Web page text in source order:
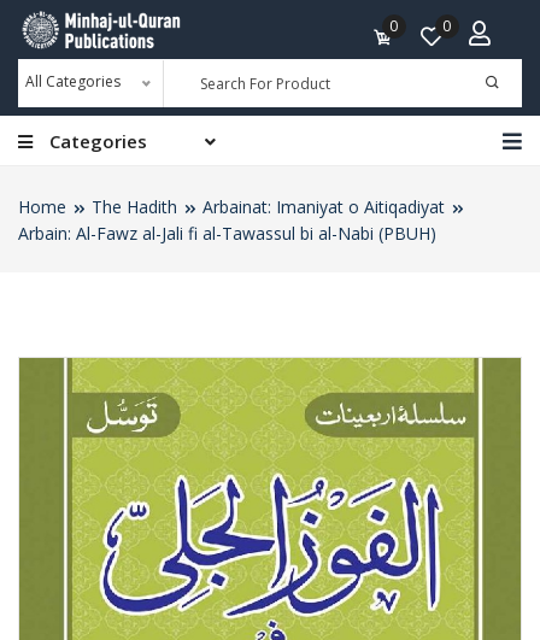
All Categories
0 0
Categories
Home The Hadith
Arbainat: Imaniyat o Aitiqadiyat
Arbain: Al-Fawz al-Jali fi al-Tawassul bi al-Nabi (PBUH)